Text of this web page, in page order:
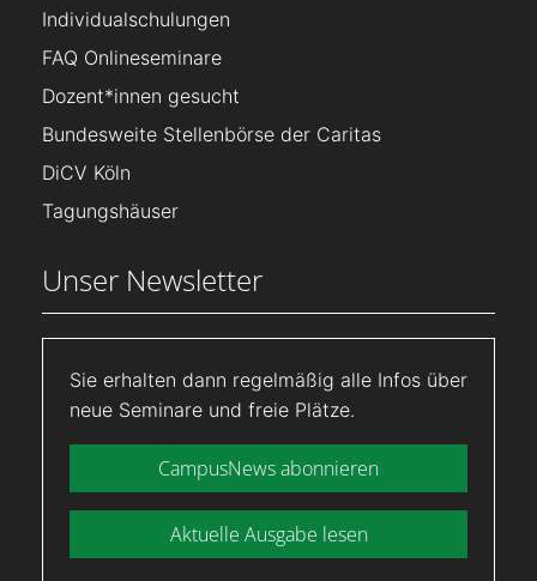
Individualschulungen
FAQ Onlineseminare
Dozent*innen gesucht
Bundesweite Stellenbörse der Caritas
DiCV Köln
Tagungshäuser
Unser Newsletter
Sie erhalten dann regelmäßig alle Infos über
neue Seminare und freie Plätze.
CampusNews abonnieren
Aktuelle Ausgabe lesen